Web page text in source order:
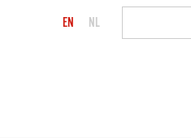
EN NL